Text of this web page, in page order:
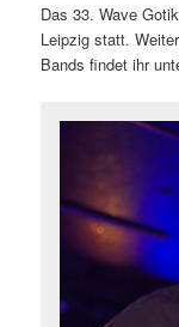
Das 33. Wave
Leipzig statt.
Bands findet ihr